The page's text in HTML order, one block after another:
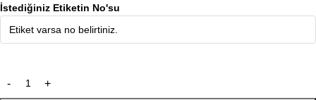
İstediğiniz Etiketin No'su